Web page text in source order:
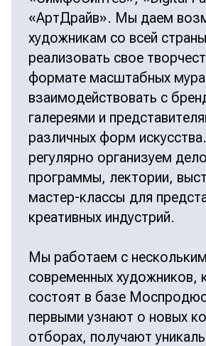
«АртДрайв». Мы даем
художникам со всей страны
реализовать свое
формате масштабных
взаимодействовать с
галереями и
различных форм
регулярно организуем
программы, лектории,
мастер-классы для
креативных индустрий.
Мы работаем с
современных художников,
состоят в базе
первыми узнают о новых
отборах, получают